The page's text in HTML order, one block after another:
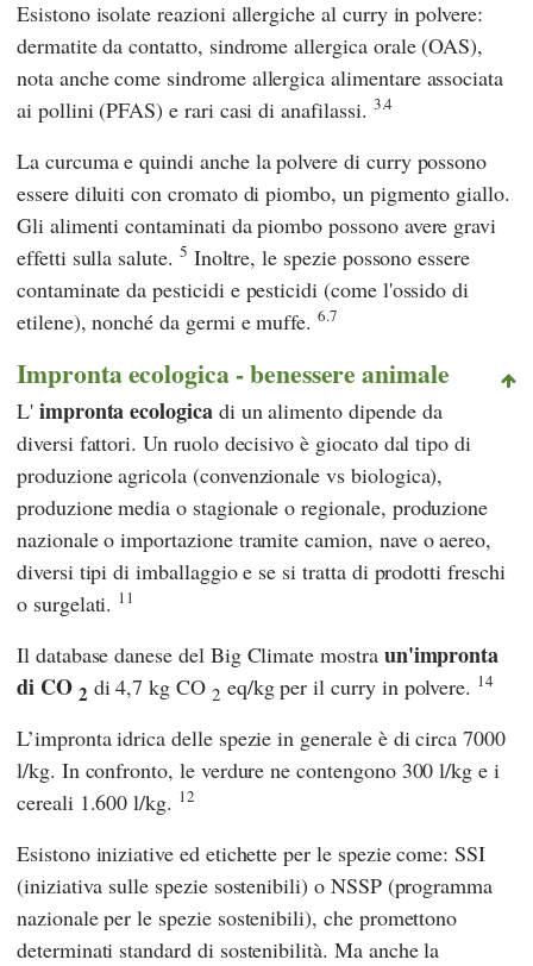
Esistono isolate reazioni allergiche al curry in polvere:
dermatite da contatto, sindrome allergica orale (OAS),
nota anche come sindrome allergica alimentare associata
ai pollini (PFAS) e rari casi di anafilassi. 3.4
La curcuma e quindi anche la polvere di curry possono
essere diluiti con cromato di piombo, un pigmento giallo.
Gli alimenti contaminati da piombo possono avere gravi
effetti sulla salute. 5 Inoltre, le spezie possono essere
contaminate da pesticidi e pesticidi (come l'ossido di
etilene), nonché da germi e muffe.6.7
Impronta ecologica - benessere animale
L' impronta ecologicadi un alimento dipende da
diversi fattori. Un ruolo decisivo è giocato dal tipo di
produzione agricola (convenzionale vs biologica),
produzione media o stagionale o regionale, produzione
nazionale o importazione tramite camion, nave o aereo,
diversi tipi di imballaggio e se si tratta di prodotti freschi
o surgelati. 11
Il database danese del Big Climate mostra un'impronta
di CO 2 di 4,7 kg CO 2 eq/kg per il curry in polvere. 14
L’impronta idrica delle spezie in generale è di circa 7000
l/kg. In confronto, le verdure ne contengono 300 l/kg e i
cereali 1.600 l/kg. 12
Esistono iniziative ed etichette per le spezie come: SSI
(iniziativa sulle spezie sostenibili) o NSSP (programma
nazionale per le spezie sostenibili), che promettono
determinati standard di sostenibilità. Ma anche la